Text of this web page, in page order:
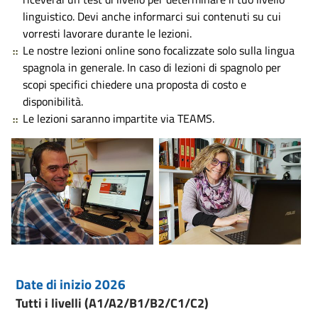
linguistico. Devi anche informarci sui contenuti su cui
vorresti lavorare durante le lezioni.
Le nostre lezioni online sono focalizzate solo sulla lingua
spagnola in generale. In caso di lezioni di spagnolo per
scopi specifici chiedere una proposta di costo e
disponibilità.
Le lezioni saranno impartite via TEAMS.
Date di inizio 2026
Tutti i livelli (A1/A2/B1/B2/C1/C2)